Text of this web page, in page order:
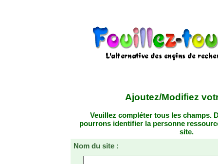
Ajoutez/Modifiez
Veuillez compléter tous les champs.
pourrons identifier la personne
site.
Nom du site :